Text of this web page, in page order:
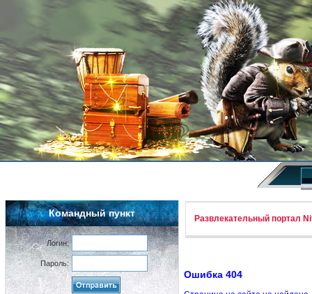
Командный пункт
Логин:
Пароль:
Развлекательный портал
Ошибка 404